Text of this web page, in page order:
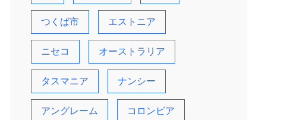
つくば市 エストニア
ニセコ オーストラリア
タスマニア ナンシー
アングレーム コロンビア